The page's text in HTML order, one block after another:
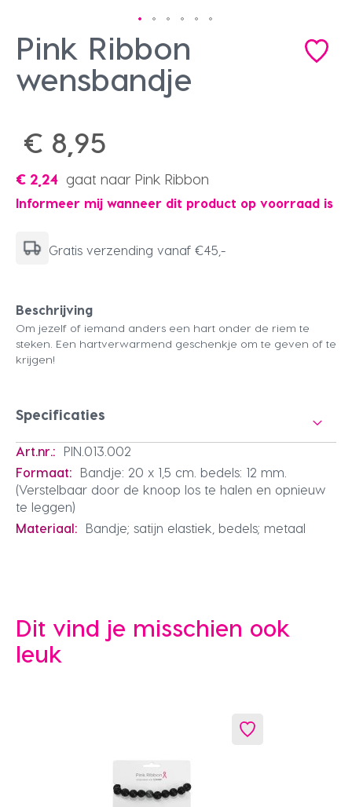
Ga
naar
begin
van
gallerij
Pink Ribbon
wensbandje
€ 8,95
€ 2,24 gaat naar Pink Ribbon
Informeer mij wanneer dit product op voorraad is
Gratis verzending vanaf €45,-
Beschrijving
Om jezelf of iemand anders een hart onder de riem te
steken. Een hartverwarmend geschenkje om te geven of te
krijgen!
Specificaties
PIN.013.002
Bandje: 20 x 1,5 cm. bedels: 12 mm.
(Verstelbaar door de knoop los te halen en opnieuw
te leggen)
Bandje; satijn elastiek, bedels; metaal
Dit vind je misschien ook
leuk